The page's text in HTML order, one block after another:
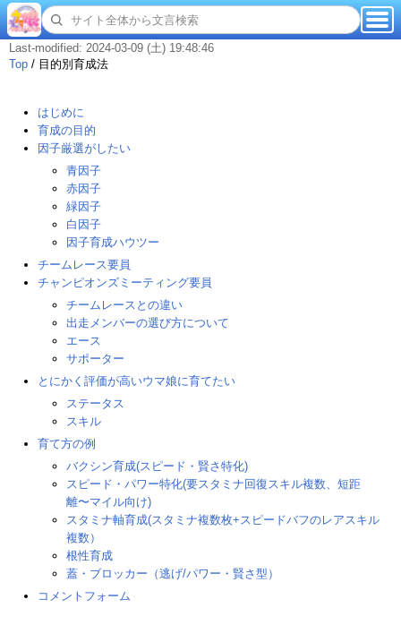
Last-modified: 2024-03-09 (土) 19:48:46
Top / 目的別育成法
はじめに
育成の目的
因子厳選がしたい
青因子
赤因子
緑因子
白因子
因子育成ハウツー
チームレース要員
チャンピオンズミーティング要員
チームレースとの違い
出走メンバーの選び方について
エース
サポーター
とにかく評価が高いウマ娘に育てたい
ステータス
スキル
育て方の例
バクシン育成(スピード・賢さ特化)
スピード・パワー特化(要スタミナ回復スキル複数、短距
離〜マイル向け)
スタミナ軸育成(スタミナ複数枚+スピードバフのレアスキル
複数）
根性育成
蓋・ブロッカー（逃げ/パワー・賢さ型）
コメントフォーム